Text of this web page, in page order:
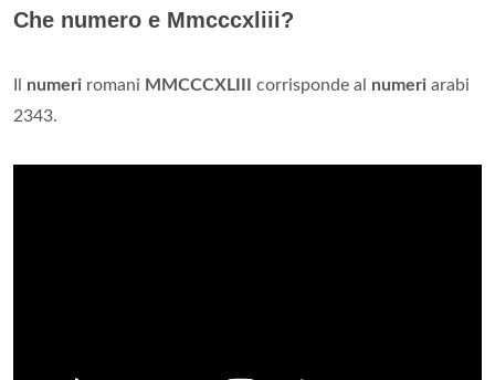
Che numero e Mmcccxliii?
numeri romani MMCCCXLIII corrisponde al numeri arabi
2343.